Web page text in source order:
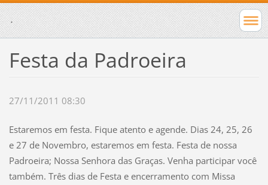
.
Festa da Padroeira
27/11/2011 08:30
Estaremos em festa. Fique atento e agende. Dias 24, 25, 26
e 27 de Novembro, estaremos em festa. Festa de nossa
Padroeira; Nossa Senhora das Graças. Venha participar você
também. Três dias de Festa e encerramento com Missa